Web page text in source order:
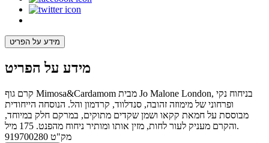
מידע על הפריט
מידע על הפריט
קרם גוף Mimosa&Cardamom מבית Jo Malone London, בניחוח נקי
ופרחוני של מימוזה זהובה, סנדלווד, קרדמון והל. הנוסחה הייחודית
מבוססת על חמאת קקאו ושמן שקדים מתוקים, במרקם חלק במיוחד,
והקרם מעניק לעור לחות, מזין אותו ומותיר ניחוח מהפנט. 175 מיל.
מק"ט 919700280